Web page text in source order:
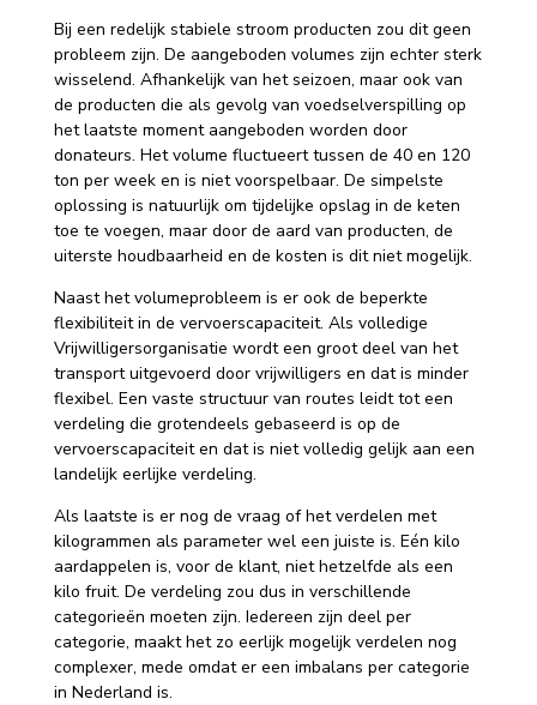
Bij een redelijk stabiele stroom producten zou dit geen
probleem zijn. De aangeboden volumes zijn echter sterk
wisselend. Afhankelijk van het seizoen, maar ook van
de producten die als gevolg van voedselverspilling op
het laatste moment aangeboden worden door
donateurs. Het volume fluctueert tussen de 40 en 120
ton per week en is niet voorspelbaar. De simpelste
oplossing is natuurlijk om tijdelijke opslag in de keten
toe te voegen, maar door de aard van producten, de
uiterste houdbaarheid en de kosten is dit niet mogelijk.
Naast het volumeprobleem is er ook de beperkte
flexibiliteit in de vervoerscapaciteit. Als volledige
Vrijwilligersorganisatie wordt een groot deel van het
transport uitgevoerd door vrijwilligers en dat is minder
flexibel. Een vaste structuur van routes leidt tot een
verdeling die grotendeels gebaseerd is op de
vervoerscapaciteit en dat is niet volledig gelijk aan een
landelijk eerlijke verdeling.
Als laatste is er nog de vraag of het verdelen met
kilogrammen als parameter wel een juiste is. Eén kilo
aardappelen is, voor de klant, niet hetzelfde als een
kilo fruit. De verdeling zou dus in verschillende
categorieën moeten zijn. Iedereen zijn deel per
categorie, maakt het zo eerlijk mogelijk verdelen nog
complexer, mede omdat er een imbalans per categorie
in Nederland is.